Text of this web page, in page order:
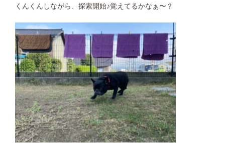
くんくんしながら、探索開始♪覚えてるかなぁ〜？